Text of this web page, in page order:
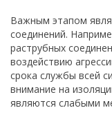
Важным этапом
соединений.
раструбных
воздействию
срока службы всей
внимание на
являются слабыми